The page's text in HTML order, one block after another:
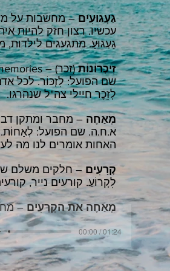
גַעְגוּעִים– מחשבות על
עכשיו. רצון חזק להיות
גַעְגוּעַ. מתגעגים
זִיכְרוֹנוֹת(זכר) – memories. הדברים שאנחנו זוכרים ולא שוכחים. השורש: ז.כ.ר.
שם הפועל: לִזְכּוֹר. לכל אדם
לְזֵכֶר חיילי צה"ל שנהרגו.
מְאַחֶה– מחבר ומתקן
א.ח.ה. שם הפועל: לְאַחוֹת.
האחות אומרים לנו מה
קְרָעִים – חלקים משלם
לִקְרוֹעַ. קורעים נייר,
מְאַחֶה את הקְרָעִים–
00:00 / 01:24